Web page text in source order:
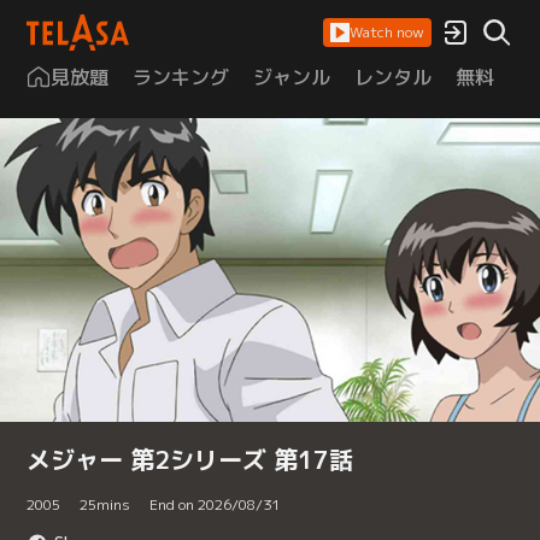
Watch now
見放題 ランキング ジャンル レンタル 無料
メジャー 第2シリーズ 第17話
2005 25mins End on 2026/08/31